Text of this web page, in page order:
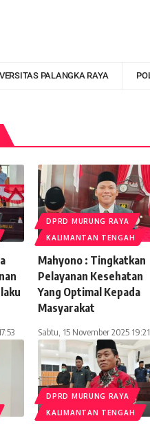
PALANGKA RAYA
DPRD MURUNG RAYA
KALIMANTAN TENGAH
Mahyono : Tingkatkan
Pelayanan Kesehatan
Yang Optimal Kepada
Masyarakat
Sabtu, 15 November 2025 19:21
DPRD MURUNG RAYA
KALIMANTAN TENGAH